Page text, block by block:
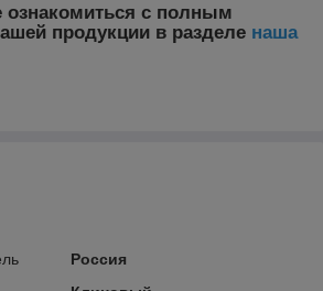
с полным
продукции в разделе наша
Россия